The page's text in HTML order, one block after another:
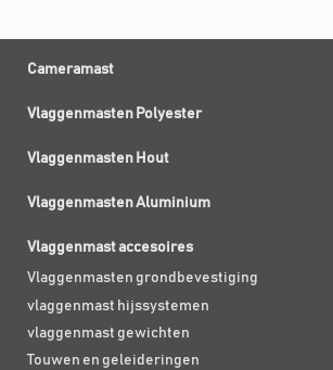
Cameramast
Vlaggenmasten Polyester
Vlaggenmasten Hout
Vlaggenmasten Aluminium
Vlaggenmast accesoires
Vlaggenmasten grondbevestiging
vlaggenmast hijssystemen
vlaggenmast gewichten
Touwen en geleideringen